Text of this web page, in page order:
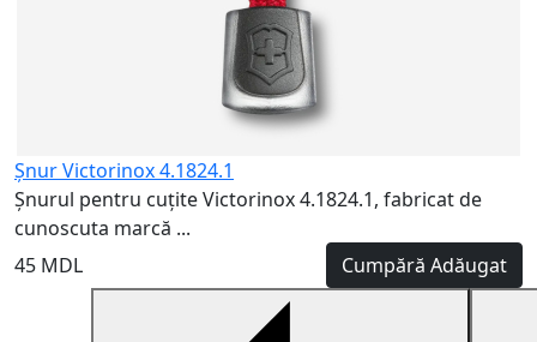
Şnur Victorinox 4.1824.1
Șnurul pentru cuțite Victorinox 4.1824.1, fabricat de
cunoscuta marcă ...
45 MDL
Cumpără Adăugat